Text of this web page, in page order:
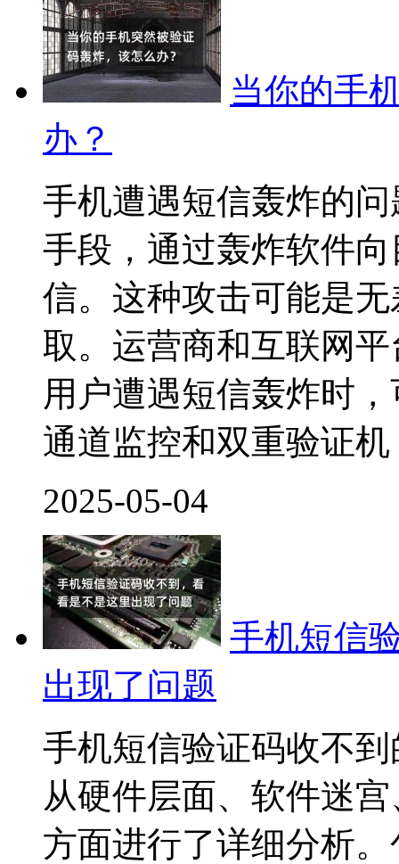
当你的手
办？
手机遭遇短信轰炸的
手段，通过轰炸软件
信。这种攻击可能是
取。运营商和互联网
用户遭遇短信轰炸时
通道监控和双重验证机
2025-05-04
手机短信
出现了问题
手机短信验证码收不
从硬件层面、软件迷
方面进行了详细分析